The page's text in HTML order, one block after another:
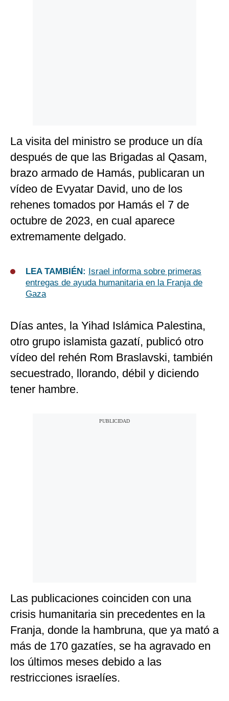
La visita del ministro se produce un día
después de que las Brigadas al Qasam,
brazo armado de Hamás, publicaran un
vídeo de Evyatar David, uno de los
rehenes tomados por Hamás el 7 de
octubre de 2023, en cual aparece
extremamente delgado.
LEA TAMBIÉN:
Israel informa sobre primeras
entregas de ayuda humanitaria en la Franja de
Gaza
Días antes, la Yihad Islámica Palestina,
otro grupo islamista gazatí, publicó otro
vídeo del rehén Rom Braslavski, también
secuestrado, llorando, débil y diciendo
tener hambre.
Las publicaciones coinciden con una
crisis humanitaria sin precedentes en la
Franja, donde la hambruna, que ya mató a
más de 170 gazatíes, se ha agravado en
los últimos meses debido a las
restricciones israelíes.